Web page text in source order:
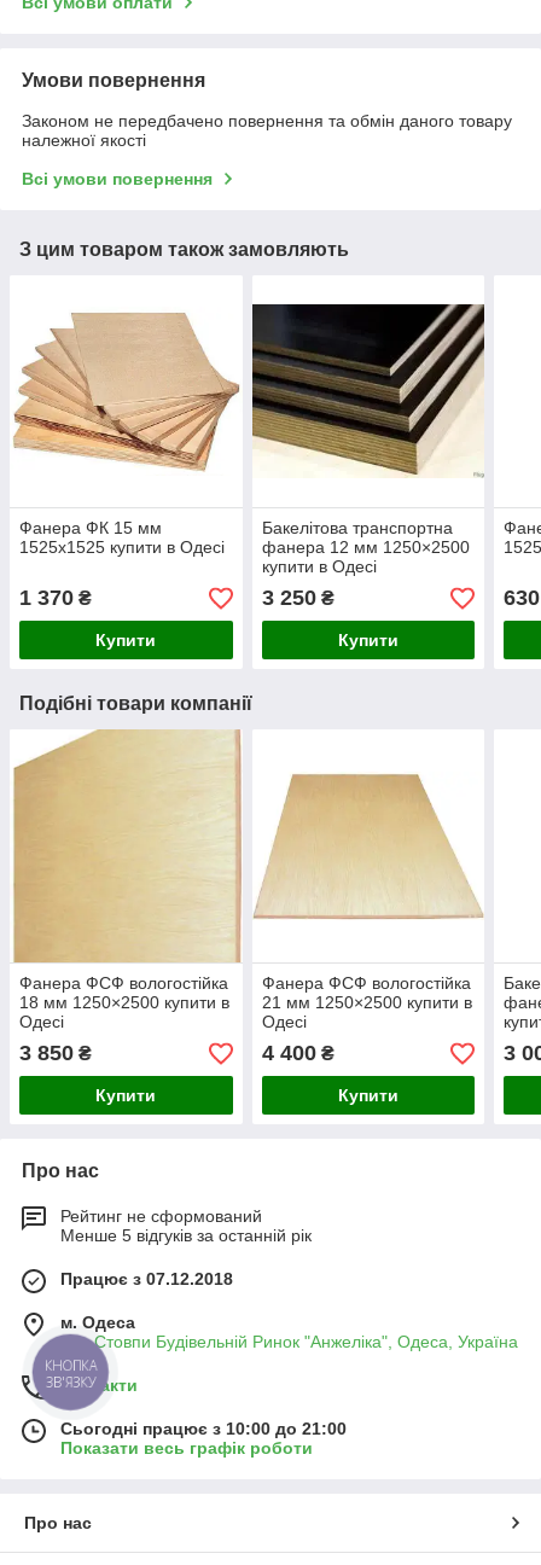
Умови повернення
Законом не передбачено повернення та обмін даного товару
належної якості
Всі умови повернення
З цим товаром також замовляють
Фанера ФК 15 мм
1525х1525 купити в Одесі
1 370 ₴
Купити
Бакелітова транспортна
фанера 12 мм 1250×2500
купити в Одесі
3 250₴
Купити
630
Подібні товари компанії
Фанера ФСФ вологостійка
18 мм 1250×2500 купити в
Одесі
3 850 ₴
Купити
Фанера ФСФ вологостійка
21 мм 1250×2500 купити в
Одесі
4 400₴
Купити
3
Про нас
Рейтинг не сформований
Менше 5 відгуків за останній рік
Працює з 07.12.2018
м. Одеса
Два Стовпи Будівельній Ринок "Анжеліка", Одеса, Україна
Контакти
Сьогодні працює з 10:00 до 21:00
Показати весь графік роботи
Про нас
КНОПКА
ЗВ'ЯЗКУ